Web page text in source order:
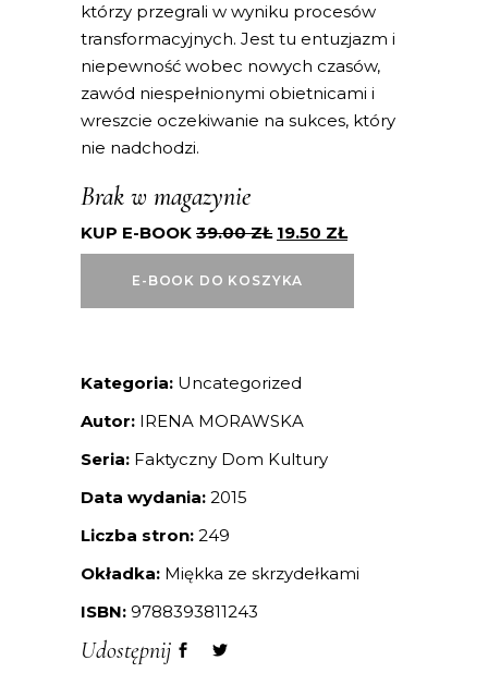
którzy przegrali w wyniku procesów
transformacyjnych. Jest tu entuzjazm i
niepewność wobec nowych czasów,
zawód niespełnionymi obietnicami i
wreszcie oczekiwanie na sukces, który
nie nadchodzi.
Brak w magazynie
KUP E-BOOK 39.00ZŁ 19.50 ZŁ
E-BOOK DO KOSZYKA
Kategoria: Uncategorized
Autor: IRENA MORAWSKA
Seria: Faktyczny Dom Kultury
Data wydania: 2015
Liczba stron: 249
Okładka: Miękka ze skrzydełkami
ISBN: 9788393811243
Udostępnij